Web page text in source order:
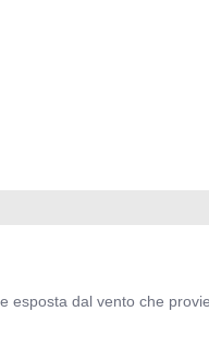
esposta dal vento che